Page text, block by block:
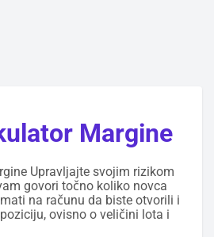
Margine
Upravljajte svojim rizikom
govori točno koliko novca
na računu da biste otvorili i
ovisno o veličini lota i